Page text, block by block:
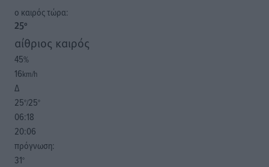
o καιρός τώρα:
25°
αίθριος καιρός
45%
16km/h
Δ
25°/25°
06:18
20:06
πρόγνωση:
31°